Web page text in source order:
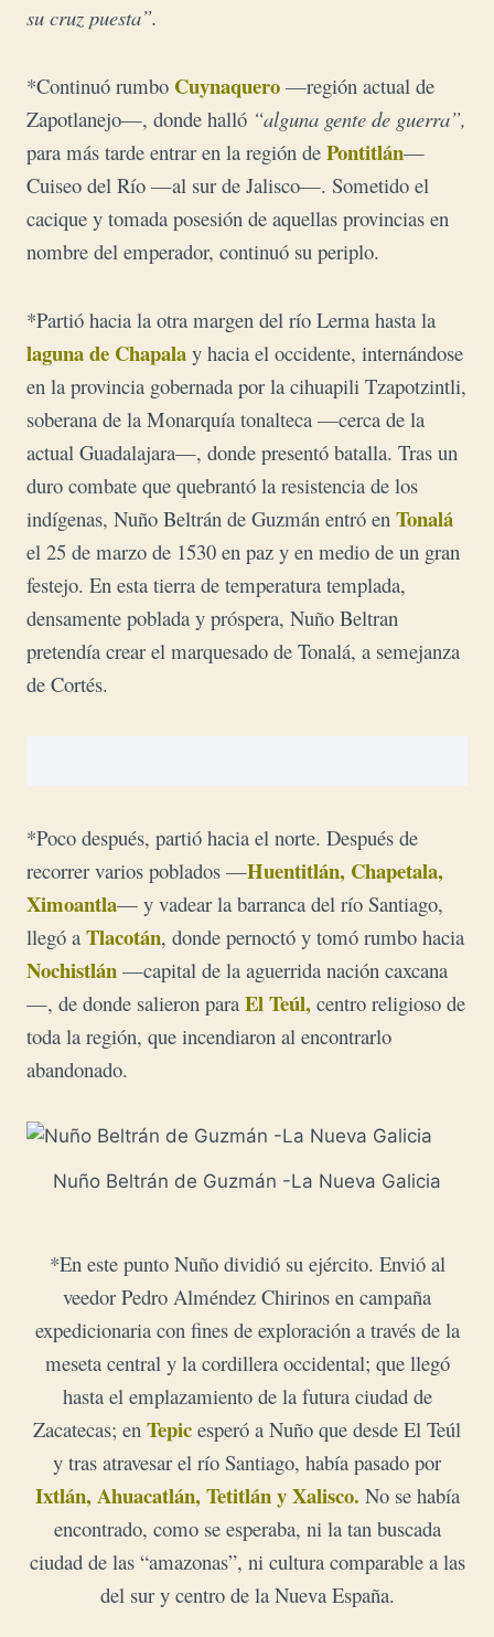
su cruz puesta”.
*Continuó rumbo Cuynaquero —región actual de
Zapotlanejo—, donde halló “alguna gente de guerra”,
para más tarde entrar en la región de Pontitlán—
Cuiseo del Río —al sur de Jalisco—. Sometido el
cacique y tomada posesión de aquellas provincias en
nombre del emperador, continuó su periplo.
*Partió hacia la otra margen del río Lerma hasta la
laguna de Chapala y hacia el occidente, internándose
en la provincia gobernada por la cihuapili Tzapotzintli,
soberana de la Monarquía tonalteca —cerca de la
actual Guadalajara—, donde presentó batalla. Tras un
duro combate que quebrantó la resistencia de los
indígenas, Nuño Beltrán de Guzmán entró en Tonalá
el 25 de marzo de 1530 en paz y en medio de un gran
festejo. En esta tierra de temperatura templada,
densamente poblada y próspera, Nuño Beltran
pretendía crear el marquesado de Tonalá, a semejanza
de Cortés.
*Poco después, partió hacia el norte. Después de
recorrer varios poblados —Huentitlán, Chapetala,
Ximoantla— y vadear la barranca del río Santiago,
llegó a Tlacotán, donde pernoctó y tomó rumbo hacia
Nochistlán —capital de la aguerrida nación caxcana
—, de donde salieron para El Teúl, centro religioso de
toda la región, que incendiaron al encontrarlo
abandonado.
Nuño Beltrán de Guzmán -La Nueva Galicia
*En este punto Nuño dividió su ejército. Envió al
veedor Pedro Alméndez Chirinos en campaña
expedicionaria con fines de exploración a través de la
meseta central y la cordillera occidental; que llegó
hasta el emplazamiento de la futura ciudad de
Zacatecas; en Tepic esperó a Nuño que desde El Teúl
y tras atravesar el río Santiago, había pasado por
Ixtlán, Ahuacatlán, Tetitlán y Xalisco. No se había
encontrado, como se esperaba, ni la tan buscada
ciudad de las “amazonas”, ni cultura comparable a las
del sur y centro de la Nueva España.